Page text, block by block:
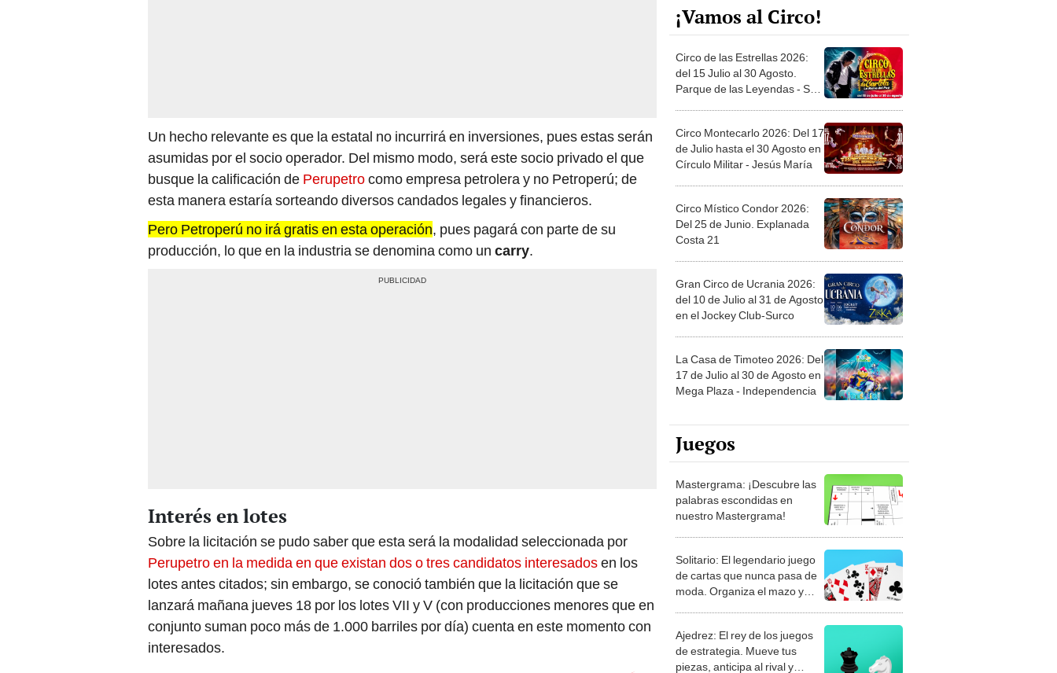
Un hecho relevante es que la estatal no incurrirá en inversiones, pues estas serán
asumidas por el socio operador. Del mismo modo, será este socio privado el que
busque la calificación de Perupetrocomo empresa petrolera y no Petroperú; de
esta manera estaría sorteando diversos candados legales y financieros.
Pero Petroperú no irá gratis en esta operación, pues pagará con parte de su
producción, lo que en la industria se denomina como un carry.
Interés en lotes
Sobre la licitación se pudo saber que esta será la modalidad seleccionada por
Perupetro en la medida en que existan dos o tres candidatos interesadosen los
lotes antes citados; sin embargo, se conoció también que la licitación que se
lanzará mañana jueves 18 por los lotes VII y V (con producciones menores que en
conjunto suman poco más de 1.000 barriles por día) cuenta en este momento con
interesados.
¡Vamos al Circo!
Circo de las Estrellas 2026:
del 15 Julio al 30 Agosto.
Parque de las Leyendas - San
Circo Montecarlo 2026: Del 17
de Julio hasta el 30 Agosto en
Círculo Militar - Jesús María
Circo Místico Condor 2026:
Del 25 de Junio. Explanada
Costa 21
Gran Circo de Ucrania 2026:
del 10 de Julio al 31 de Agosto
en el Jockey Club-Surco
La Casa de Timoteo 2026: Del
17 de Julio al 30 de Agosto en
Mega Plaza - Independencia
Juegos
Mastergrama: ¡Descubre las
palabras escondidas en
nuestro Mastergrama!
Solitario: El legendario juego
de cartas que nunca pasa de
moda. Organiza el mazo y
Ajedrez: El rey de los juegos
de estrategia. Mueve tus
piezas, anticipa al rival y